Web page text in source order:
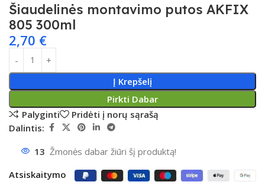
Šiaudelinės montavimo putos AKFIX
805 300ml
2,70 €
Į Krepšelį
Pirkti Dabar
Palyginti
Pridėti į norų sąrašą
Dalintis:
13 Žmonės dabar žiūri šį produktą!
Atsiskaitymo